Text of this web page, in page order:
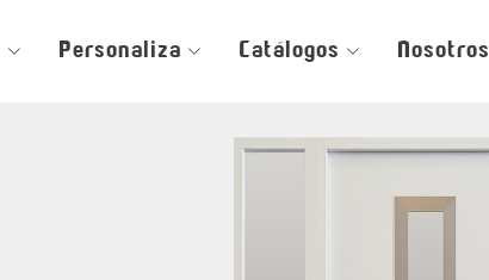
Personaliza Catálogos Nosotros